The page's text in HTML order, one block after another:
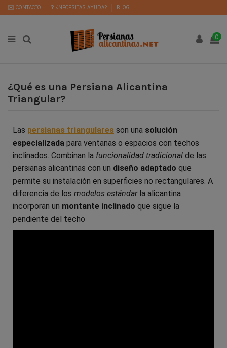
✉️ CONTACTO ❓ ¿NECESITAS AYUDA? BLOG
0
¿Qué es una Persiana Alicantina
Triangular?
Las persianas triangulares son una solución
especializada para ventanas o espacios con techos
inclinados. Combinan la funcionalidad tradicional de las
persianas alicantinas con un diseño adaptado que
permite su instalación en superficies no rectangulares. A
diferencia de los modelos estándarla alicantina
incorporan un montante inclinado que sigue la
pendiente del techo